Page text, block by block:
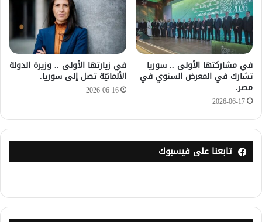
في مشاركتها الأولى .. سوريا
تشارك في المعرض السنوي في
مصر.
2026-06-17
في زيارتها الأولى .. وزيرة الدولة
الألمانيّة تصل إلى سوريا.
2026-06-16
تابعنا على فيسبوك